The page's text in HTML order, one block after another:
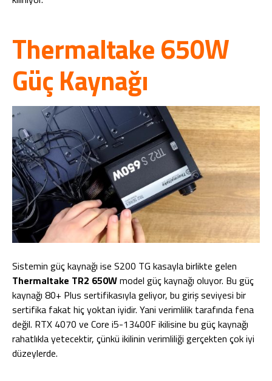
Thermaltake 650W
Güç Kaynağı
Sistemin güç kaynağı ise S200 TG kasayla birlikte gelen
Thermaltake TR2 650Wmodel güç kaynağı oluyor. Bu güç
kaynağı 80+ Plus sertifikasıyla geliyor, bu giriş seviyesi bir
sertifika fakat hiç yoktan iyidir. Yani verimlilik tarafında fena
değil. RTX 4070 ve Core i5-13400F ikilisine bu güç kaynağı
rahatlıkla yetecektir, çünkü ikilinin verimliliği gerçekten çok iyi
düzeylerde.